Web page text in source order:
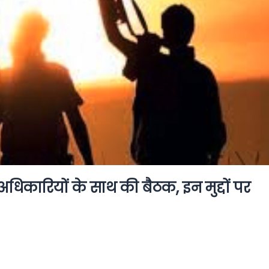
के साथ की बैठक, इन मुद्दों पर